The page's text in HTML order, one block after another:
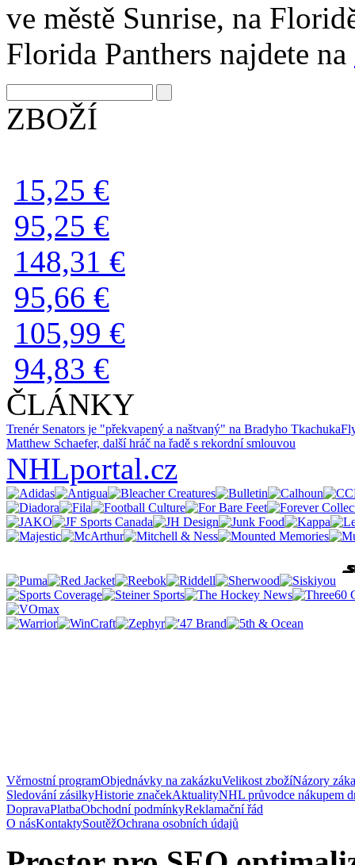
ve městě Sunrise, na
Florida Panthers najdete na
ZBOŽÍ
15,25 €
95,25 €
148,31 €
95,66 €
105,99 €
94,83 €
ČLÁNKY
Trenér Senators je "překvapený a naštvaný" na Bradyho Tkachuka
Matthew Schaefer, další hráč na řadě s rekordní smlouvou
NHLportal.cz
Věrnostní programObjednávky na zakázkuVelikost zbožíNázory
Sledování zásilkyHistorie značekAktualityNHL průvodce nákupem
DopravaPlatbaObchodní podmínkyReklamační řád
O násKontaktySoutěžOchrana osobních údajů